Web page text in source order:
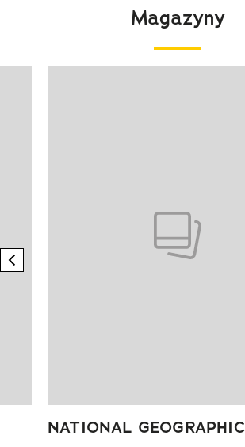
Magazyny
previous element
NATIONAL GEOGRAPHIC